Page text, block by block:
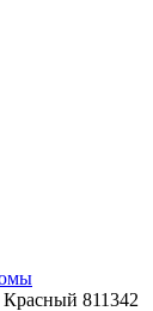
811342